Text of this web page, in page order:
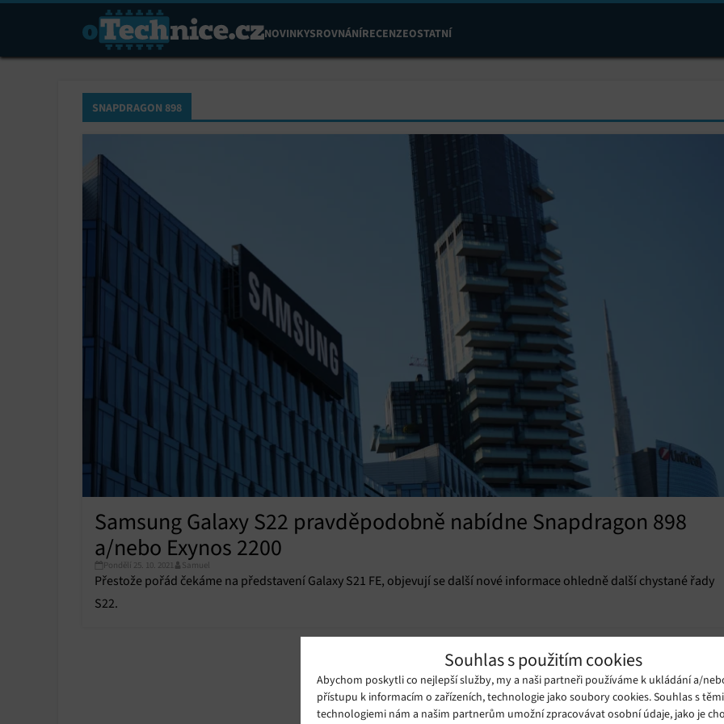
Souhlas s použitím cookies
Abychom poskytli co nejlepší služby, my a naši partneři používáme k ukládání a/
přístupu k informacím o zařízeních, technologie jako soubory cookies. Souhlas s
technologiemi nám a našim partnerům umožní zpracovávat osobní údaje, jako je
NOVINKYSROVNÁNÍRECENZEOSTATNÍ
SNAPDRAGON 898
Samsung Galaxy S22 pravděpodobně nabídne Snapdragon 898
a/nebo Exynos 2200
Pondělí 25. 10. 2021 Samuel
Přestože pořád čekáme na představení Galaxy S21 FE, objevují se další nové informace ohledně další chystané řady
S22.